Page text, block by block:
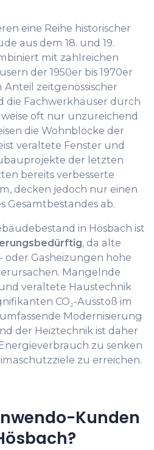
eine Reihe historischer
aus dem 18. und 19.
mit zahlreichen
der 1950er bis 1970er
zeitgenössischer
die Fachwerkhäuser durch
oft nur unzureichend
die Wohnblöcke der
veraltete Fenster und
der letzten
bereits verbesserte
decken jedoch nur einen
Gesamtbestandes ab.
in Hösbach ist
, da alte
oder Gasheizungen hohe
Mangelnde
veraltete Haustechnik
CO₂-Ausstoß im
Modernisierung
der Heiztechnik ist daher
zu senken
zu erreichen.
Kunden